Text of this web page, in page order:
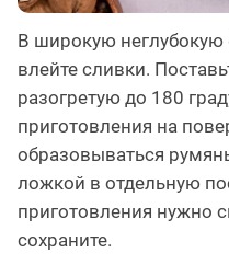
В широкую неглубокую
влейте сливки.
разогретую до 180
приготовления на
образовываться
ложкой в отдельную
приготовления нужно
сохраните.